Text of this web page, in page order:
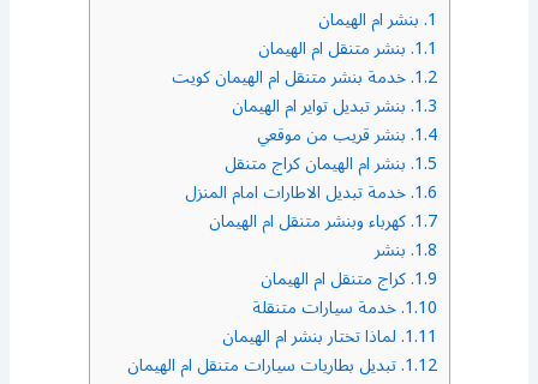
1. بنشر ام الهيمان
1.1. بنشر متنقل ام الهيمان
1.2. خدمة بنشر متنقل ام الهيمان كويت
1.3. بنشر تبديل تواير ام الهيمان
1.4. بنشر قريب من موقعي
1.5. بنشر ام الهيمان كراج متنقل
1.6. خدمة تبديل الاطارات امام المنزل
1.7. كهرباء وبنشر متنقل ام الهيمان
1.8. بنشر
1.9. كراج متنقل ام الهيمان
1.10. خدمة سيارات متنقلة
1.11. لماذا تختار بنشر ام الهيمان
1.12. تبديل بطاريات سيارات متنقل ام الهيمان